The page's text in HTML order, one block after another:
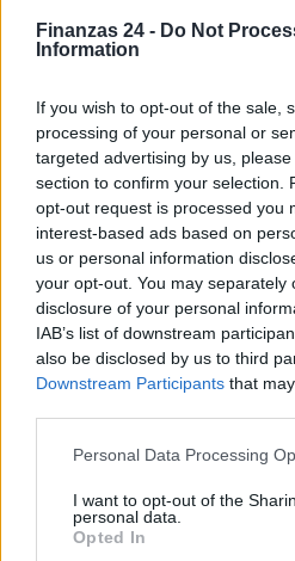
Finanzas 24 - Do Not
Information
If you wish to opt-out of the sale,
processing of your personal or
targeted advertising by us,
section to confirm your selection.
opt-out request is processed you
interest-based ads based on
us or personal information
your opt-out. You may separately
disclosure of your personal
IAB’s list of downstream
also be disclosed by us to third
Downstream Participants that
Please note that this website/app
not limited to your visit or usage
grant or deny consent to Google
use your data for below specified
Personal Data Processing
I want to opt-out of the
personal data.
Opted In
Sigue leyendo